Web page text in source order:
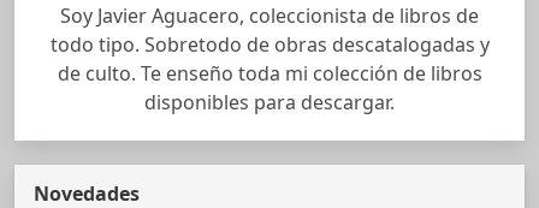
Soy Javier Aguacero, coleccionista de libros de
todo tipo. Sobretodo de obras descatalogadas y
de culto. Te enseño toda mi colección de libros
disponibles para descargar.
Novedades